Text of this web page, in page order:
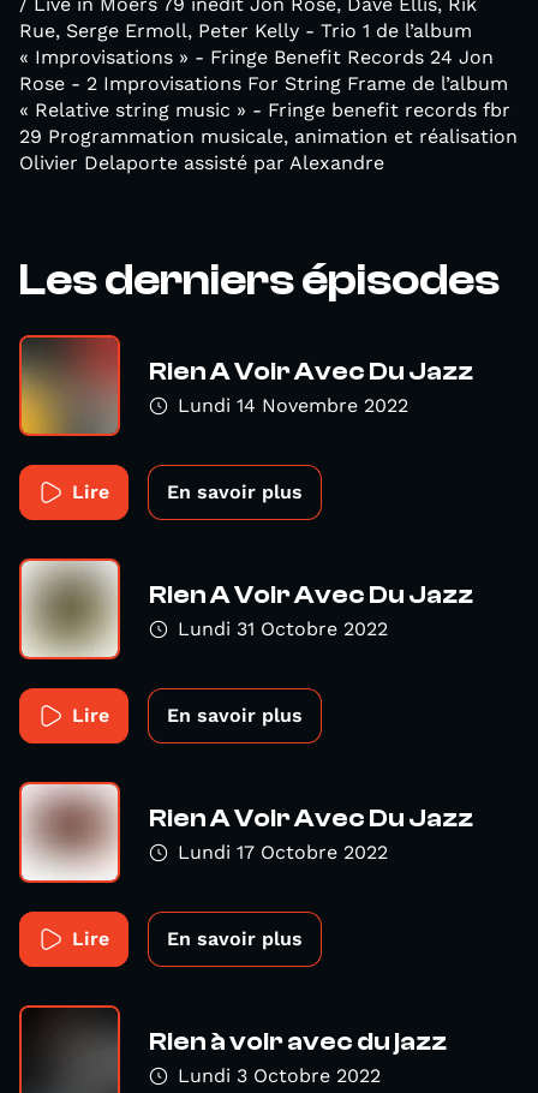
Rue, Serge Ermoll, Peter Kelly - Trio 1 de l’album
« Improvisations » - Fringe Benefit Records 24 Jon
Rose - 2 Improvisations For String Frame de l’album
« Relative string music » - Fringe benefit records fbr
29 Programmation musicale, animation et réalisation
Olivier Delaporte assisté par Alexandre
Les derniers épisodes
Rien A Voir Avec Du Jazz
Lundi 14 Novembre 2022
Lire En savoir plus
Rien A Voir Avec Du Jazz
Lundi 31 Octobre 2022
Lire En savoir plus
Rien A Voir Avec Du Jazz
Lundi 17 Octobre 2022
Lire En savoir plus
Rien à voir avec du jazz
Lundi 3 Octobre 2022